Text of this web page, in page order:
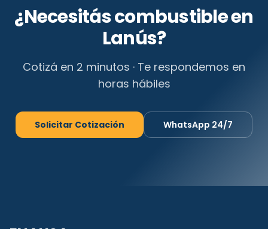
¿Necesitás combustible en
Lanús?
Cotizá en 2 minutos · Te respondemos en
horas hábiles
Solicitar Cotización WhatsApp 24/7